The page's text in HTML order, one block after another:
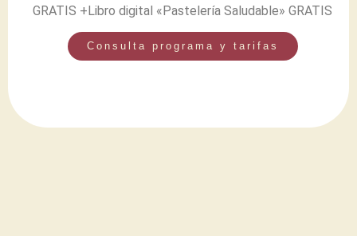
GRATIS +Libro digital «Pastelería Saludable» GRATIS
Consulta programa y tarifas